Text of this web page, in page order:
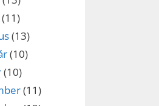
(11)
(13)
(10)
(10)
(11)